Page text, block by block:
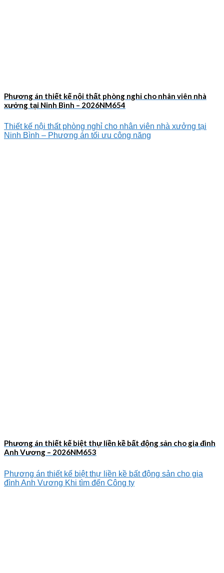
Phương án thiết kế nội thất phòng nghỉ cho nhân viên nhà
xưởng tại Ninh Bình – 2026NM654
Thiết kế nội thất phòng nghỉ cho nhân viên nhà xưởng tại
Ninh Bình – Phương án tối ưu công năng
Phương án thiết kế biệt thự liền kề bất động sản cho gia đình
Anh Vương – 2026NM653
Phương án thiết kế biệt thự liền kề bất động sản cho gia
đình Anh Vương Khi tìm đến Công ty